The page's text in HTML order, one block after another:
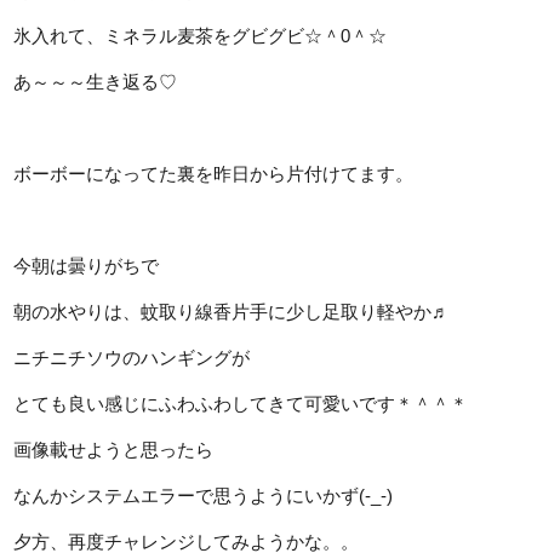
氷入れて、ミネラル麦茶をグビグビ☆＾0＾☆
あ～～～生き返る♡
ボーボーになってた裏を昨日から片付けてます。
今朝は曇りがちで
朝の水やりは、蚊取り線香片手に少し足取り軽やか♬
ニチニチソウのハンギングが
とても良い感じにふわふわしてきて可愛いです＊＾＾＊
画像載せようと思ったら
なんかシステムエラーで思うようにいかず(-_-)
夕方、再度チャレンジしてみようかな。。